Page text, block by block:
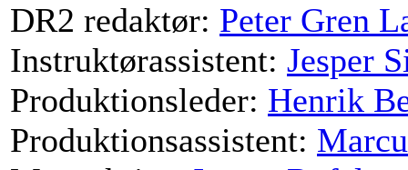
DR2 redaktør: Peter Gren
Instruktørassistent: Jesper
Produktionsleder: Henrik
Produktionsassistent: